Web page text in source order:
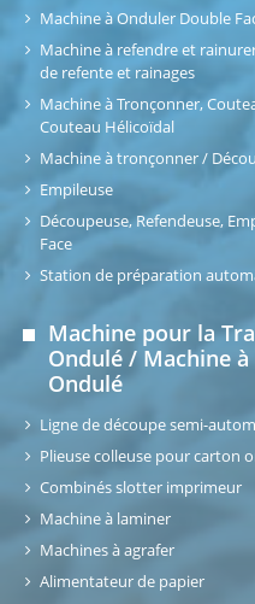
Machine à Onduler Double
Machine à refendre et
de refente et rainages
Machine à Tronçonner,
Couteau Hélicoïdal
Machine à tronçonner /
Empileuse
Découpeuse, Refendeuse,
Face
Station de préparation
Machine pour la
Ondulé / Machine
Ondulé
Ligne de découpe semi-
Plieuse colleuse pour carton
Combinés slotter imprimeur
Machine à laminer
Machines à agrafer
Alimentateur de papier